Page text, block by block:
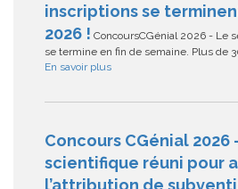
inscriptions se
2026 ! ConcoursCGénial 2026 - Le
se termine en fin de semaine. Plus de
En savoir plus
Concours CGénial 2026
scientifique réuni pour
l’attribution de